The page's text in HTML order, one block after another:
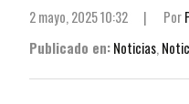
2 mayo, 2025 10:32 | Por
Publicado en:Noticias,